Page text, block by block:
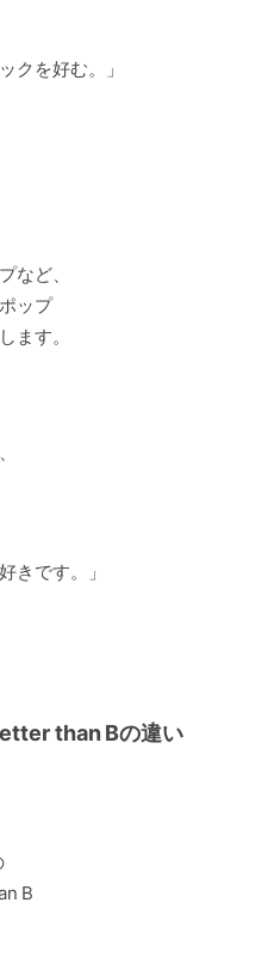
クを好む。」
など、
ップ
ます。
きです。」
than Bの違い
B